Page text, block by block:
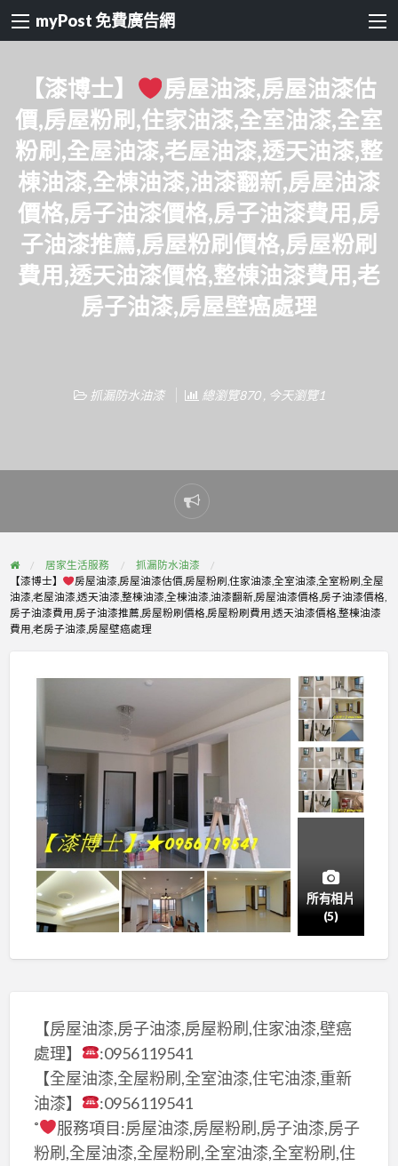
myPost 免費廣告網
【漆博士】
房屋油漆,房屋油漆估
價,房屋粉刷,住家油漆,全室油漆,全室
粉刷,全屋油漆,老屋油漆,透天油漆,整
棟油漆,全棟油漆,油漆翻新,房屋油漆
價格,房子油漆價格,房子油漆費用,房
子油漆推薦,房屋粉刷價格,房屋粉刷
費用,透天油漆價格,整棟油漆費用,老
房子油漆,房屋壁癌處理
抓漏防水油漆 總瀏覽870 , 今天瀏覽1
Report
problem
居家生活服務
抓漏防水油漆
【漆博士】
房屋油漆,房屋油漆估價,房屋粉刷,住家油漆,全室油漆,全室粉刷,全屋
油漆,老屋油漆,透天油漆,整棟油漆,全棟油漆,油漆翻新,房屋油漆價格,房子油漆價格,
房子油漆費用,房子油漆推薦,房屋粉刷價格,房屋粉刷費用,透天油漆價格,整棟油漆
費用,老房子油漆,房屋壁癌處理
所有相片
(5)
【房屋油漆,房子油漆,房屋粉刷,住家油漆,壁癌
處理】
:0956119541
【全屋油漆,全屋粉刷,全室油漆,住宅油漆,重新
油漆】
:0956119541
˚
服務項目:房屋油漆,房屋粉刷,房子油漆,房子
粉刷,全屋油漆,全屋粉刷,全室油漆,全室粉刷,住